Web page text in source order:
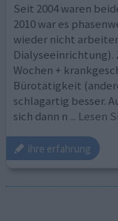
Seit 2004 waren
2010 war es
wieder nicht
Wochen +
Bürotätigkeit
schlagartig besser.
sich dann n ... Lesen
ihre erfahrung